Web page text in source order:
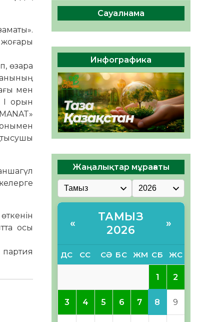
өзара
мен
I орын
осы
Руслан Рүстемұлы облыс
әкімінің кеңесшісі болып
тағайындалды
05.08.2026
44 0
Сауалнама
Инфографика
Жаңалықтар мұрағаты
«
ТАМЫЗ
2026
»
ДС СС СӘ БС ЖМ СБ ЖС
1 2
3 4 5 6 7 8 9